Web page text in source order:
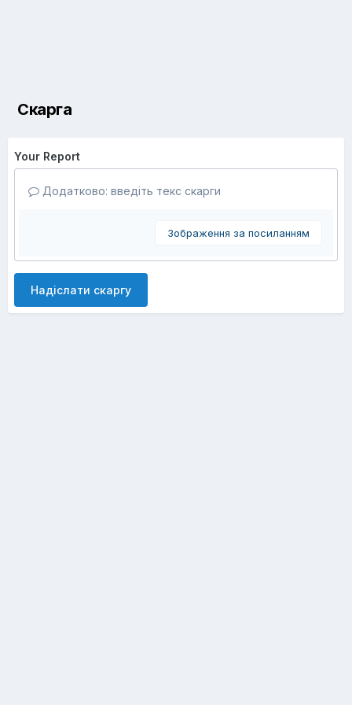
Скарга
Your Report
Додатково: введіть текс скарги
Зображення за посиланням
Надіслати скаргу